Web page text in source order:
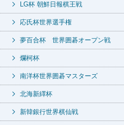
LG杯 朝鮮日報棋王戦
応氏杯世界選手権
夢百合杯 世界囲碁オープン戦
爛柯杯
南洋杯世界囲碁マスターズ
北海新繹杯
新韓銀行世界棋仙戦